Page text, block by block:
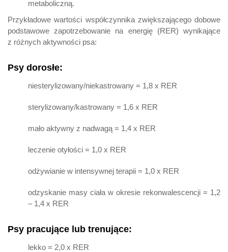
metaboliczną.
Przykładowe wartości współczynnika zwiększającego dobowe
podstawowe zapotrzebowanie na energię (RER) wynikające
z różnych aktywności psa:
Psy dorosłe:
niesterylizowany/niekastrowany = 1,8 x RER
sterylizowany/kastrowany = 1,6 x RER
mało aktywny z nadwagą = 1,4 x RER
leczenie otyłości = 1,0 x RER
odżywianie w intensywnej terapii = 1,0 x RER
odzyskanie masy ciała w okresie rekonwalescencji = 1,2
– 1,4 x RER
Psy pracujące lub trenujące:
lekko = 2,0 x RER